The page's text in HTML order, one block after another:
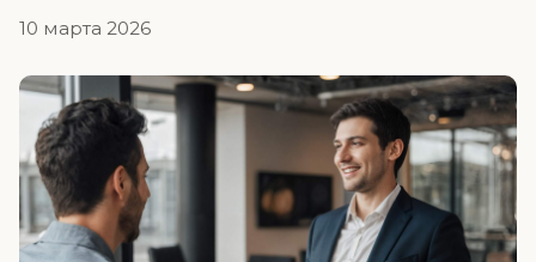
10 марта 2026